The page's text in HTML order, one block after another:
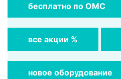
бесплатно по ОМС
все акции %
новое оборудование